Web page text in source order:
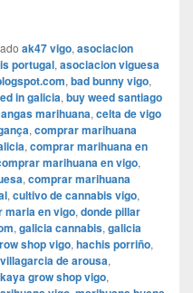
ak47 vigo, asociacion
portugal, asociacion viguesa
, bad bunny vigo,
in galicia, buy weed santiago
marihuana, celta de vigo
, comprar marihuana
, comprar marihuana en
marihuana en vigo,
, comprar marihuana
, cultivo de cannabis vigo,
maria en vigo, donde pillar
, galicia cannabis, galicia
shop vigo, hachis porriño,
de arousa,
kaya grow shop vigo,